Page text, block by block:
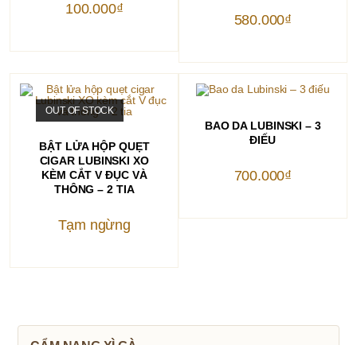
100.000₫
Các
tùy
thể
được
chọn
trên
phẩm
580.000₫
OUT OF STOCK
CHỌNphẩm
này
có
nhiều
biến
thể.
tùy
chọn
BẬT LỬA HỘP QUẸT
CIGAR LUBINSKI XO
KÈM CẮT V ĐỤC VÀ
THÔNG – 2 TIA
Tạm ngừng
này
có
thể.
có
BAO DA LUBINSKI – 3
ĐIẾU
700.000₫